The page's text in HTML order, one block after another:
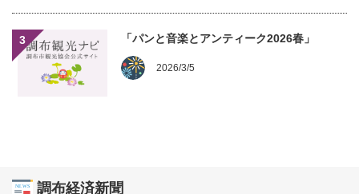
3 「パンと音楽とアンティーク2026春」
2026/3/5
調布経済新聞